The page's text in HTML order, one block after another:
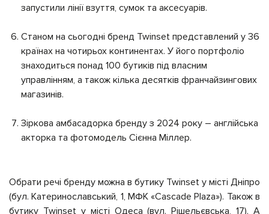
запустили лінії взуття, сумок та аксесуарів.
Станом на сьогодні бренд Twinset представлений у 36
країнах на чотирьох континентах. У його портфоліо
знаходиться понад 100 бутиків під власним
управлінням, а також кілька десятків франчайзингових
магазинів.
Зіркова амбасадорка бренду з 2024 року – англійська
акторка та фотомодель Сієнна Міллер.
Обрати речі бренду можна в бутику Twinset у місті Дніпро
(бул. Катеринославський, 1, МФК «Cascade Plaza»). Також в
бутику Twinset у місті Одеса (вул. Рішельєвська, 17). А